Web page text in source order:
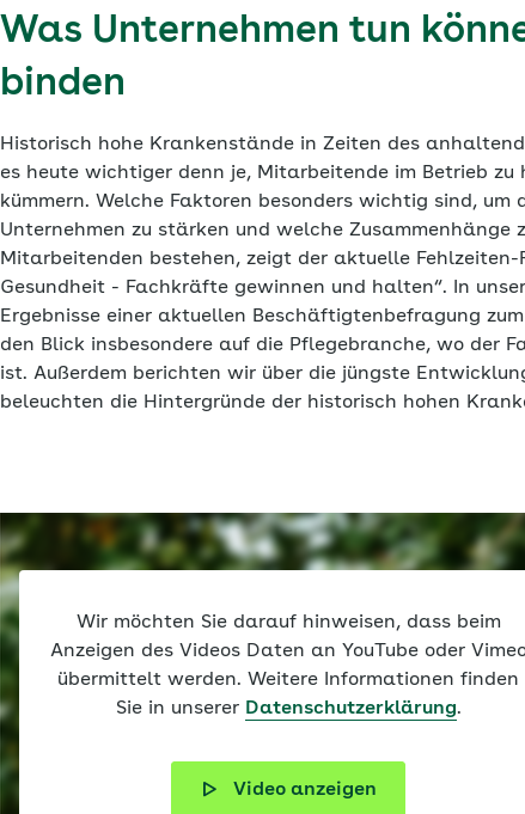
Was Unternehmen tun
binden
Historisch hohe Krankenstände in Zeiten des
es heute wichtiger denn je, Mitarbeitende im Betrieb zu
kümmern. Welche Faktoren besonders wichtig sind,
Unternehmen zu stärken und welche Zusammenhänge
Mitarbeitenden bestehen, zeigt der aktuelle Fehlzeiten-
Gesundheit - Fachkräfte gewinnen und halten“. In
Ergebnisse einer aktuellen Beschäftigtenbefragung
den Blick insbesondere auf die Pflegebranche, wo der
ist. Außerdem berichten wir über die jüngste
beleuchten die Hintergründe der historisch hohen
Wir möchten Sie darauf hinweisen, dass beim
Anzeigen des Videos Daten an YouTube oder
übermittelt werden. Weitere Informationen finden
Sie in unserer Datenschutzerklärung.
Video anzeigen